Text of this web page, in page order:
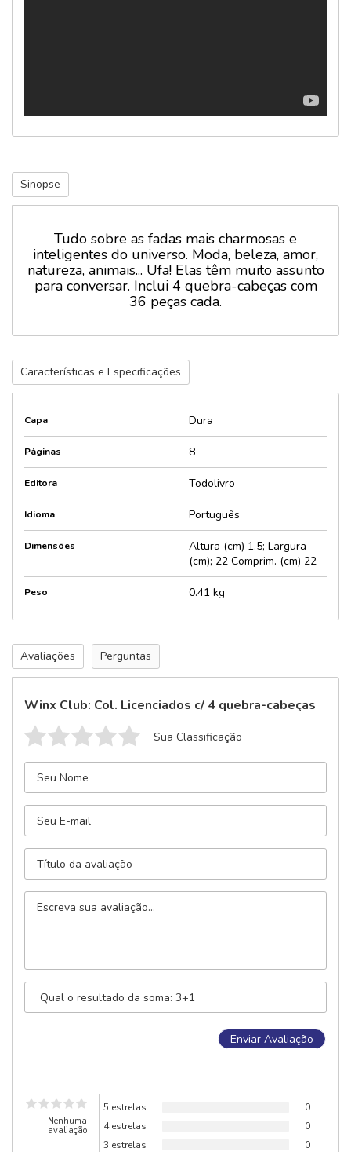
Sinopse
Tudo sobre as fadas mais charmosas e
inteligentes do universo. Moda, beleza, amor,
natureza, animais... Ufa! Elas têm muito assunto
para conversar. Inclui 4 quebra-cabeças com
36 peças cada.
Características e Especificações
Capa Dura
Páginas 8
Editora Todolivro
Idioma Português
Dimensões
Altura (cm) 1.5; Largura
(cm); 22 Comprim. (cm) 22
Peso 0.41 kg
Avaliações Perguntas
Winx Club: Col. Licenciados c/ 4 quebra-cabeças
Sua Classificação
Nenhuma
avaliação
5 estrelas
0
4 estrelas
0
3 estrelas
0